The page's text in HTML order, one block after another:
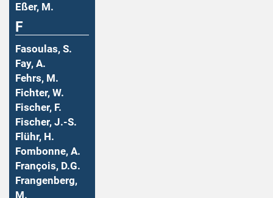
Eßer, M.
F
Fasoulas, S.
Fay, A.
Fehrs, M.
Fichter, W.
Fischer, F.
Fischer, J.-S.
Flühr, H.
Fombonne, A.
François, D.G.
Frangenberg,
M.